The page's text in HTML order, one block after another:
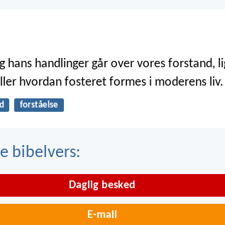
hans handlinger går over vores forstand,
hvordan fosteret formes i moderens liv.
forståelse
bibelvers:
Daglig besked
E-mail